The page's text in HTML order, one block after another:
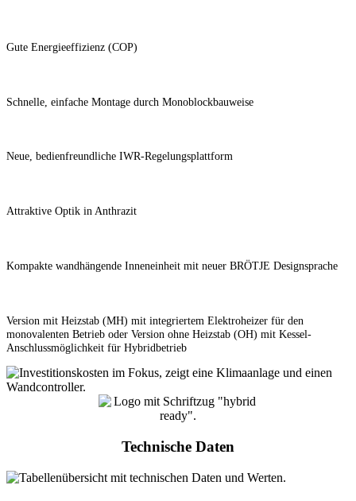
Gute Energieeffizienz (COP)​​
Schnelle, einfache Montage durch Monoblockbauweise
Neue, bedienfreundliche IWR-Regelungsplattform
Attraktive Optik in Anthrazit
Kompakte wandhängende Inneneinheit mit neuer BRÖTJE Designsprache
Version mit Heizstab (MH) mit integriertem Elektroheizer für den
monovalenten Betrieb oder Version ohne Heizstab (OH) mit Kessel-
Anschlussmöglichkeit für Hybridbetrieb
Technische Daten